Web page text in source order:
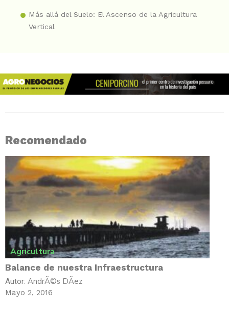
Más allá del Suelo: El Ascenso de la Agricultura
Vertical
Recomendado
Agricultura
Balance de nuestra Infraestructura
Autor: AndrÃ©s DÃ­ez
Mayo 2, 2016